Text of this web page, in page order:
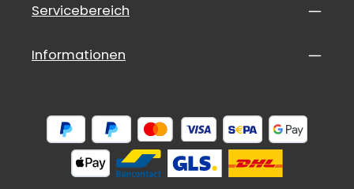
Servicebereich
Informationen